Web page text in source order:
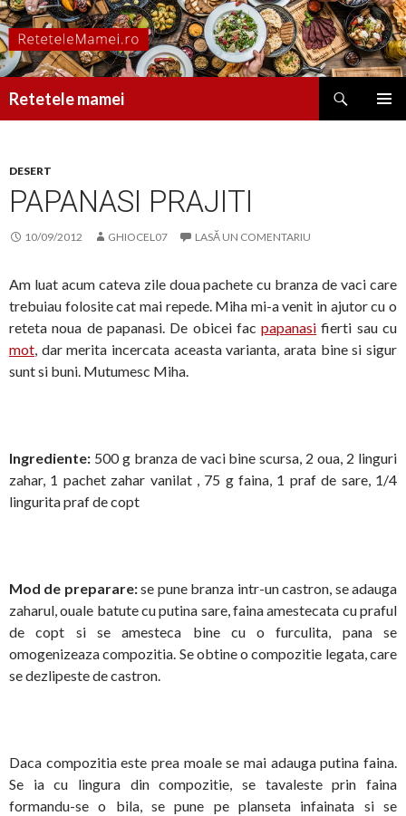
Retetele mamei
DESERT
PAPANASI PRAJITI
10/09/2012 GHIOCEL07 LASĂ UN COMENTARIU
Am luat acum cateva zile doua pachete cu branza de vaci care
trebuiau folosite cat mai repede. Miha mi-a venit in ajutor cu o
reteta noua de papanasi. De obicei facpapanasi fierti sau cu
mot, dar merita incercata aceasta varianta, arata bine si sigur
sunt si buni. Mutumesc Miha.
Ingrediente: 500 g branza de vaci bine scursa, 2 oua, 2 linguri
zahar, 1 pachet zahar vanilat , 75 g faina, 1 praf de sare, 1/4
lingurita praf de copt
Mod de preparare:se pune branza intr-un castron, se adauga
zaharul, ouale batute cu putina sare, faina amestecata cu praful
de copt si se amesteca bine cu o furculita, pana se
omogenizeaza compozitia. Se obtine o compozitie legata, care
se dezlipeste de castron.
Daca compozitia este prea moale se mai adauga putina faina.
Se ia cu lingura din compozitie, se tavaleste prin faina
formandu-se o bila, se pune pe planseta infainata si se